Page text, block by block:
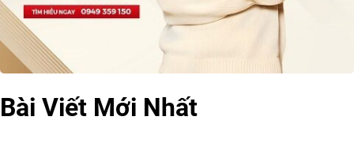
Bài Viết Mới Nhất